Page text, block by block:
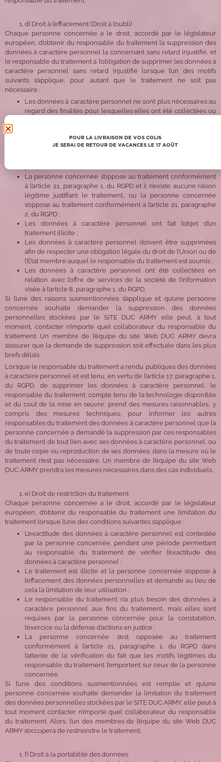
d) Droit à l’effacement (Droit à l’oubli)
Chaque personne concernée a le droit, accordé par le législateur
européen, d’obtenir du responsable du traitement la suppression des
données à caractère personnel la concernant sans retard injustifié, et
le responsable du traitement a l’obligation de supprimer les données à
caractère personnel sans retard injustifié lorsque l’un des motifs
suivants s’applique, pour autant que le traitement ne soit pas
nécessaire :
Les données à caractère personnel ne sont plus nécessaires au
regard des finalités pour lesquelles elles ont été collectées ou
duquel le traitement est fondé conformément à l’article 6,
paragraphe 1, point a), du RGPD, ou à l’article 9, paragraphe 2,
La personne concernée s’oppose au traitement conformément
à l’article 21, paragraphe 1, du RGPD et il n’existe aucune raison
légitime justifiant le traitement, ou la personne concernée
s’oppose au traitement conformément à l’article 21, paragraphe
2, du RGPD ;
Les données à caractère personnel ont fait l’objet d’un
traitement illicite ;
Les données à caractère personnel doivent être supprimées
afin de respecter une obligation légale du droit de l’Union ou de
l’État membre auquel le responsable du traitement est soumis ;
Les données à caractère personnel ont été collectées en
relation avec l’offre de services de la société de l’information
visée à l’article 8, paragraphe 1, du RGPD.
Si l’une des raisons susmentionnées s’applique et qu’une personne
concernée souhaite demander la suppression des données
personnelles stockées par le SITE DUC ARMY elle peut, à tout
moment, contacter n’importe quel collaborateur du responsable du
traitement. Un membre de l’équipe du site Web DUC ARMY devra
s’assurer que la demande de suppression soit effectuée dans les plus
brefs délais.
Lorsque le responsable du traitement a rendu publiques des données
à caractère personnel et est tenu, en vertu de l’article 17, paragraphe 1,
du RGPD, de supprimer les données à caractère personnel, le
responsable du traitement, compte tenu de la technologie disponible
et du cout de la mise en œuvre, prend des mesures raisonnables, y
compris des mesures techniques, pour informer les autres
responsables du traitement des données à caractère personnel que la
personne concernée a demandé la suppression par ces responsables
du traitement de tout lien avec ses données à caractère personnel, ou
de toute copie ou reproduction de ses données, dans la mesure où le
traitement n’est pas nécessaire. Un membre de l’équipe du site Web
DUC ARMY prendra les mesures nécessaires dans des cas individuels.
e) Droit de restriction du traitement
Chaque personne concernée a le droit, accordé par le législateur
européen, d’obtenir du responsable du traitement une limitation du
traitement lorsque l’une des conditions suivantes s’applique :
L’exactitude des données à caractère personnel est contestée
par la personne concernée, pendant une période permettant
au responsable du traitement de vérifier l’exactitude des
données à caractère personnel ;
Le traitement est illicite et la personne concernée s’oppose à
l’effacement des données personnelles et demande au lieu de
cela la limitation de leur utilisation ;
Le responsable du traitement n’a plus besoin des données à
caractère personnel aux fins du traitement, mais elles sont
requises par la personne concernée pour la constatation,
l’exercice ou la défense d’actions en justice ;
La personne concernée s’est opposée au traitement
conformément à l’article 21, paragraphe 1, du RGPD dans
l’attente de la vérification du fait que les motifs légitimes du
responsable du traitement l’emportent sur ceux de la personne
concernée.
Si l’une des conditions susmentionnées est remplie et qu’une
personne concernée souhaite demander la limitation du traitement
des données personnelles stockées par le SITE DUC ARMY, elle peut à
tout moment contacter n’importe quel collaborateur du responsable
du traitement. Alors, l’un des membres de l’équipe du site Web DUC
ARMY s’occupera de restreindre le traitement.
f) Droit à la portabilité des données
POUR LA LIVRAISON DE VOS COLIS
JE SERAI DE RETOUR DE VACANCES LE 17 AOÛT